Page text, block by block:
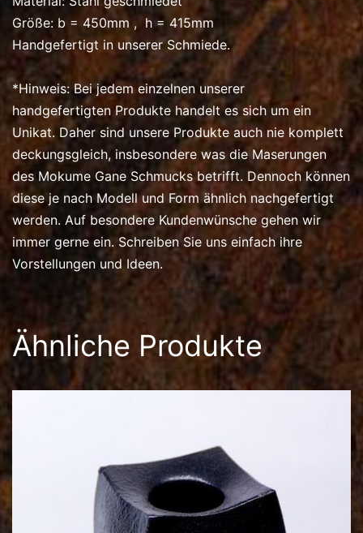
Größe: b = 450mm , h = 415mm
Handgefertigt in unserer Schmiede.
*Hinweis: Bei jedem einzelnen unserer
handgefertigten Produkte handelt es sich um ein
Unikat. Daher sind unsere Produkte auch nie komplett
deckungsgleich, insbesondere was die Maserungen
des Mokume Gane Schmucks betrifft. Dennoch können
diese je nach Modell und Form ähnlich nachgefertigt
werden. Auf besondere Kundenwünsche gehen wir
immer gerne ein. Schreiben Sie uns einfach ihre
Vorstellungen und Ideen.
Ähnliche Produkte